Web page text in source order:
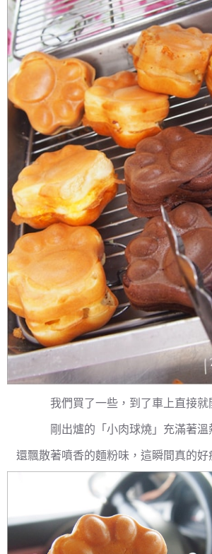
我們買了一些，到了車上直接就
剛出爐的「小肉球燒」充滿著溫
還飄散著噴香的麵粉味，這瞬間真的好